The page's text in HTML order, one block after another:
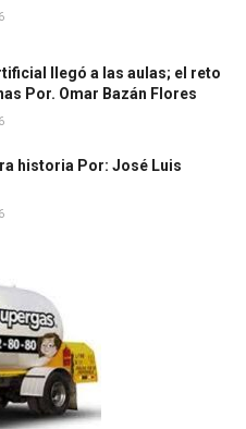
llegó a las aulas; el reto
Por. Omar Bazán Flores
historia Por: José Luis